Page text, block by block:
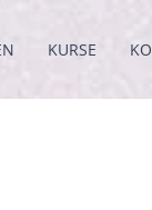
KURSE